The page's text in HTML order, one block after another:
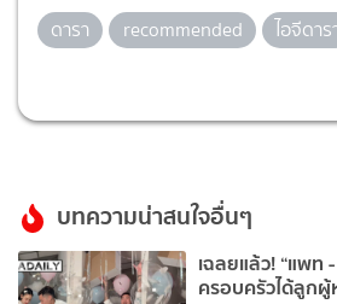
ดารา
recommended ไอจีดาร
บทความน่าสนใจอื่นๆ
เฉลยแล้ว! “แพท
ครอบครัวได้ลูก